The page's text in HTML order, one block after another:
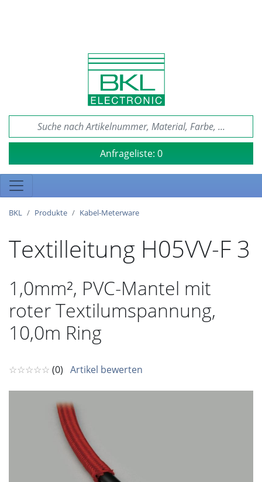
Anfrageliste: 0
BKL Produkte Kabel-Meterware
Textilleitung H05VV-F 3
1,0mm², PVC-Mantel mit
roter Textilumspannung,
10,0m Ring
☆☆☆☆☆ (0) Artikel bewerten